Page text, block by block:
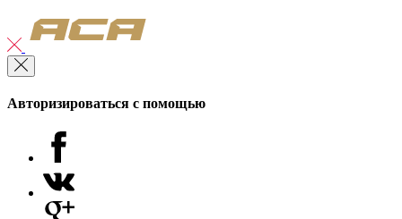
Авторизироваться с помощью